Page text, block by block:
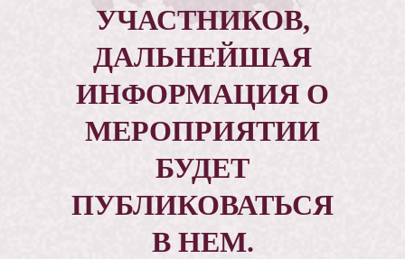
УЧАСТНИКОВ,
ДАЛЬНЕЙШАЯ
ИНФОРМАЦИЯ О
МЕРОПРИЯТИИ
БУДЕТ
ПУБЛИКОВАТЬСЯ
В НЕМ.